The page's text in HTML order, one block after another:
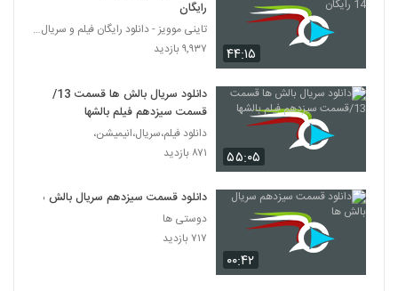
۴۴:۱۵
رایگان
تاینی موویز - دانلود رایگان فیلم و سریال ایرانی جد
۹,۹۳۷ بازدید
۵۵:۰۵
دانلود سریال بالش ها قسمت 13/
قسمت سیزدهم فیلم بالشها
دانلود فیلم،سریال،انیمیشن،
۸۷۱ بازدید
۰۰:۴۲
دانلود قسمت سیزدهم سریال بالش ها
دوستی ها
۷۱۷ بازدید